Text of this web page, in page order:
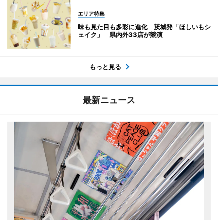
エリア特集
味も見た目も多彩に進化 茨城発「ほしいもシ
ェイク」 県内外33店が競演
もっと見る
最新ニュース